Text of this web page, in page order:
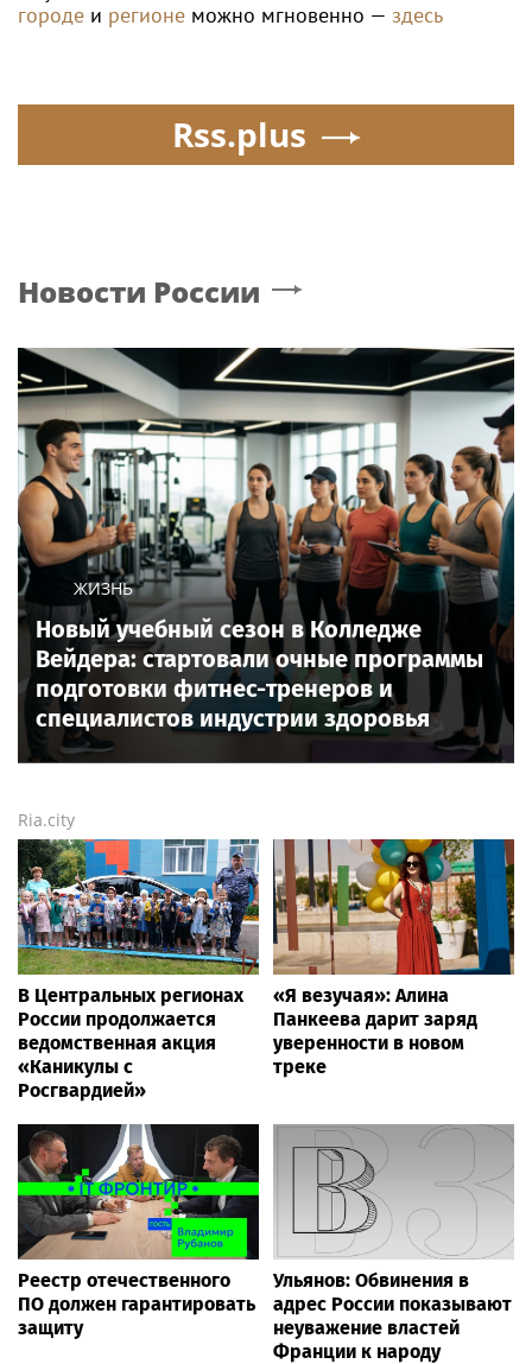
городе и регионе можно мгновенно — здесь
Rss.plus
Новости России
ЖИЗНЬ
Новый учебный сезон в Колледже
Вейдера: стартовали очные программы
подготовки фитнес-тренеров и
специалистов индустрии здоровья
Ria.city
В Центральных регионах
России продолжается
ведомственная акция
«Каникулы с
Росгвардией»
«Я везучая»: Алина
Панкеева дарит заряд
уверенности в новом
треке
Реестр отечественного
ПО должен гарантировать
защиту
Ульянов: Обвинения в
адрес России показывают
неуважение властей
Франции к народу